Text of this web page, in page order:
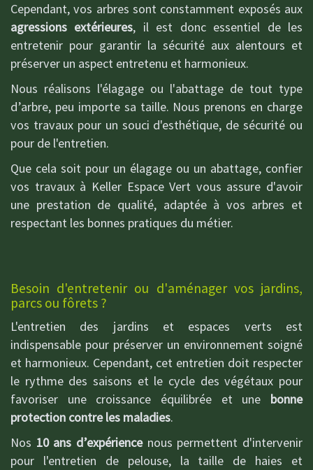
Cependant, vos arbres sont constamment exposés aux
agressions extérieures, il est donc essentiel de les
entretenir pour garantir la sécurité aux alentours et
préserver un aspect entretenu et harmonieux.
Nous réalisons l'élagage ou l'abattage de tout type
d’arbre, peu importe sa taille. Nous prenons en charge
vos travaux pour un souci d'esthétique, de sécurité ou
pour de l'entretien.
Que cela soit pour un élagage ou un abattage, confier
vos travaux à Keller Espace Vert vous assure d'avoir
une prestation de qualité, adaptée à vos arbres et
respectant les bonnes pratiques du métier.
Besoin d'entretenir ou d'aménager vos jardins,
parcs ou fôrets ?
L'entretien des jardins et espaces verts est
indispensable pour préserver un environnement soigné
et harmonieux. Cependant, cet entretien doit respecter
le rythme des saisons et le cycle des végétaux pour
favoriser une croissance équilibrée et une bonne
protection contre les maladies.
Nos 10 ans d’expériencenous permettent d'intervenir
pour l'entretien de pelouse, la taille de haies et